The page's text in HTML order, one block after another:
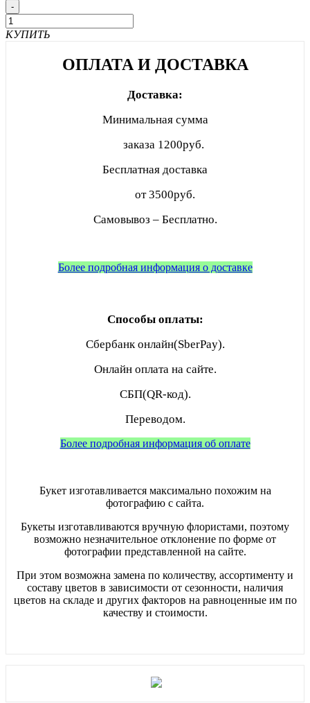
-
КУПИТЬ
ОПЛАТА И ДОСТАВКА
Доставка:
Минимальная сумма
заказа 1200руб.
Бесплатная доставка
от 3500руб.
Самовывоз – Бесплатно.
Более подробная информация о доставке
Способы оплаты:
Сбербанк онлайн(SberPay).
Онлайн оплата на сайте.
СБП(QR-код).
Переводом.
Более подробная информация об оплате
Букет изготавливается максимально похожим на
фотографию с сайта.
Букеты изготавливаются вручную флористами, поэтому
возможно незначительное отклонение по форме от
фотографии представленной на сайте.
При этом возможна замена по количеству, ассортименту и
составу цветов в зависимости от сезонности, наличия
цветов на складе и других факторов на равноценные им по
качеству и стоимости.